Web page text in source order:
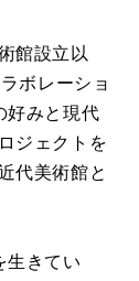
館設立以
ボレーショ
好みと現代
ジェクトを
代美術館と
生きてい